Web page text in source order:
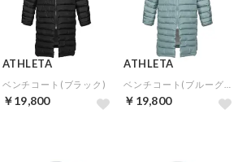
ATHLETA
ベンチコート(ブラック)
￥19,800
ATHLETA
￥19,800